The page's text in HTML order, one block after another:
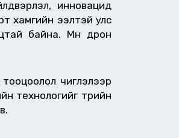
инновацид
хамгийн ээлтэй улс
байна. Мөн дрон
чиглэлээр
технологийг төрийн